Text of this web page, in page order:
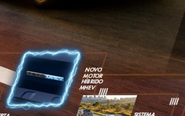
PROPOSTA